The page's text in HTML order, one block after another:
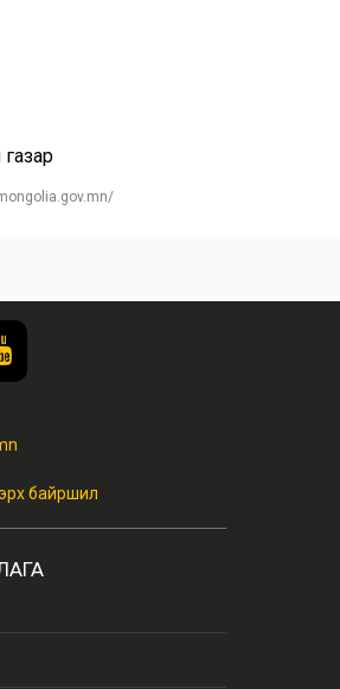
газар
байршил